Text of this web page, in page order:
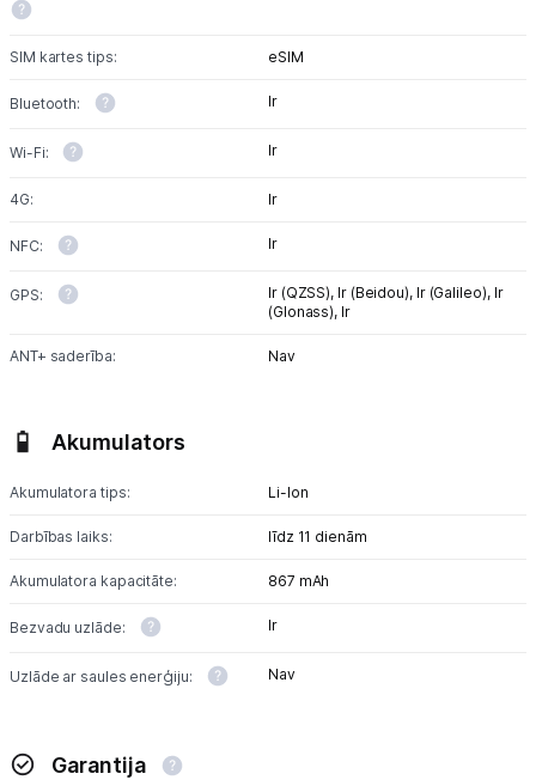
SIM kartes tips: eSIM
Bluetooth: Ir
Wi-Fi: Ir
4G: Ir
NFC: Ir
GPS: Ir (QZSS), Ir (Beidou), Ir (Galileo), Ir
(Glonass), Ir
ANT+ saderība: Nav
Akumulators
Akumulatora tips: Li-lon
Darbības laiks: līdz 11 dienām
Akumulatora kapacitāte: 867 mAh
Bezvadu uzlāde: Ir
Uzlāde ar saules enerģiju: Nav
Garantija